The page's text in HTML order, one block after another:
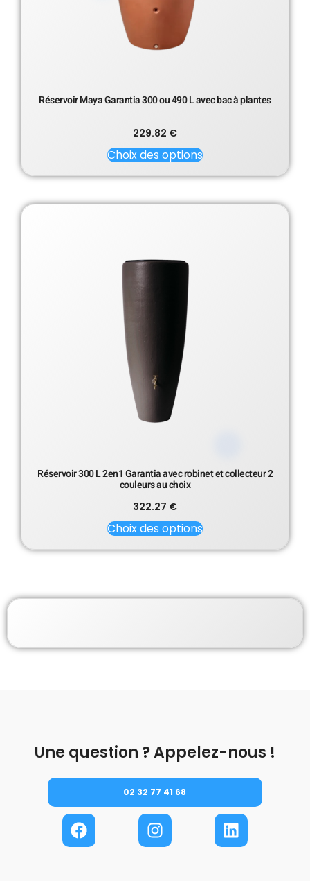
Réservoir Maya Garantia 300 ou 490 L avec bac à plantes
229.82 €
Choix des options
Réservoir 300 L 2en1 Garantia avec robinet et collecteur 2
couleurs au choix
322.27 €
Choix des options
Une question ? Appelez-nous !
02 32 77 41 68